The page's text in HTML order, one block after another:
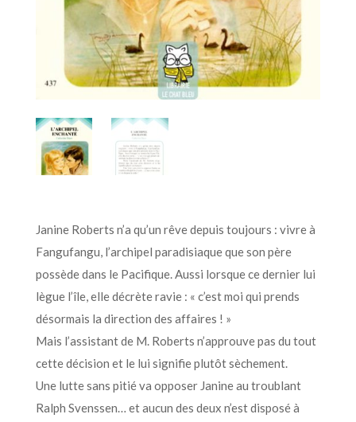
Janine Roberts n’a qu’un rêve depuis toujours : vivre à
Fangufangu, l’archipel paradisiaque que son père
possède dans le Pacifique. Aussi lorsque ce dernier lui
lègue l’île, elle décrète ravie : « c’est moi qui prends
désormais la direction des affaires ! »
Mais l’assistant de M. Roberts n’approuve pas du tout
cette décision et le lui signifie plutôt sèchement.
Une lutte sans pitié va opposer Janine au troublant
Ralph Svenssen… et aucun des deux n’est disposé à